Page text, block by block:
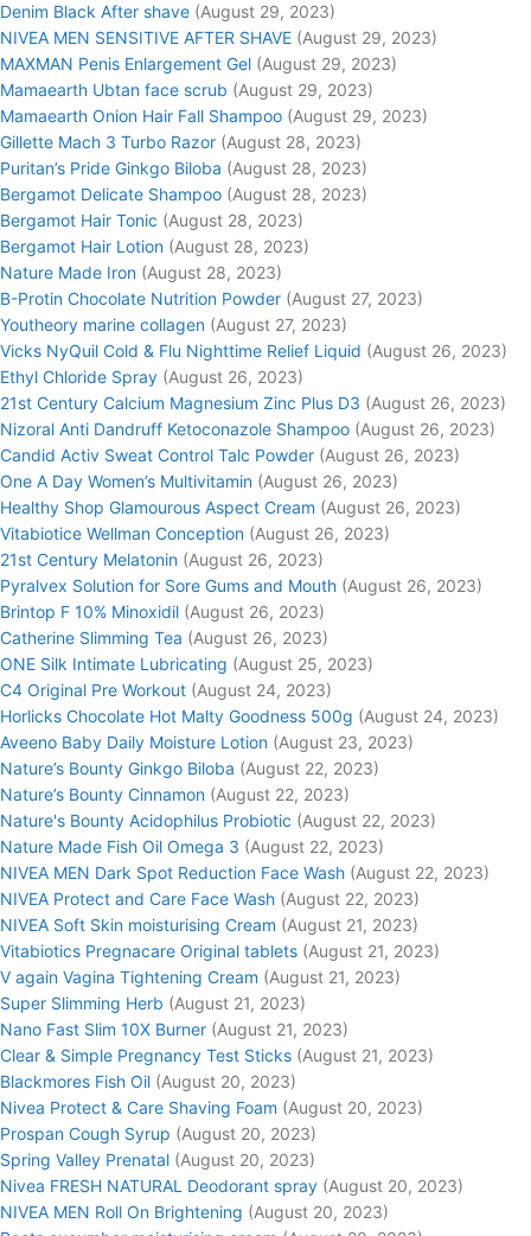
Denim Black After shave (August 29, 2023)
NIVEA MEN SENSITIVE AFTER SHAVE (August 29, 2023)
MAXMAN Penis Enlargement Gel (August 29, 2023)
Mamaearth Ubtan face scrub (August 29, 2023)
Mamaearth Onion Hair Fall Shampoo (August 29, 2023)
Gillette Mach 3 Turbo Razor (August 28, 2023)
Puritan’s Pride Ginkgo Biloba (August 28, 2023)
Bergamot Delicate Shampoo (August 28, 2023)
Bergamot Hair Tonic (August 28, 2023)
Bergamot Hair Lotion (August 28, 2023)
Nature Made Iron (August 28, 2023)
B-Protin Chocolate Nutrition Powder (August 27, 2023)
Youtheory marine collagen (August 27, 2023)
Vicks NyQuil Cold & Flu Nighttime Relief Liquid (August 26, 2023)
Ethyl Chloride Spray (August 26, 2023)
21st Century Calcium Magnesium Zinc Plus D3 (August 26, 2023)
Nizoral Anti Dandruff Ketoconazole Shampoo (August 26, 2023)
Candid Activ Sweat Control Talc Powder (August 26, 2023)
One A Day Women’s Multivitamin (August 26, 2023)
Healthy Shop Glamourous Aspect Cream (August 26, 2023)
Vitabiotice Wellman Conception (August 26, 2023)
21st Century Melatonin (August 26, 2023)
Pyralvex Solution for Sore Gums and Mouth (August 26, 2023)
Brintop F 10% Minoxidil (August 26, 2023)
Catherine Slimming Tea (August 26, 2023)
ONE Silk Intimate Lubricating (August 25, 2023)
C4 Original Pre Workout (August 24, 2023)
Horlicks Chocolate Hot Malty Goodness 500g (August 24, 2023)
Aveeno Baby Daily Moisture Lotion (August 23, 2023)
Nature’s Bounty Ginkgo Biloba (August 22, 2023)
Nature’s Bounty Cinnamon (August 22, 2023)
Nature's Bounty Acidophilus Probiotic (August 22, 2023)
Nature Made Fish Oil Omega 3 (August 22, 2023)
NIVEA MEN Dark Spot Reduction Face Wash (August 22, 2023)
NIVEA Protect and Care Face Wash (August 22, 2023)
NIVEA Soft Skin moisturising Cream (August 21, 2023)
Vitabiotics Pregnacare Original tablets (August 21, 2023)
V again Vagina Tightening Cream (August 21, 2023)
Super Slimming Herb (August 21, 2023)
Nano Fast Slim 10X Burner (August 21, 2023)
Clear & Simple Pregnancy Test Sticks (August 21, 2023)
Blackmores Fish Oil (August 20, 2023)
Nivea Protect & Care Shaving Foam (August 20, 2023)
Prospan Cough Syrup (August 20, 2023)
Spring Valley Prenatal (August 20, 2023)
Nivea FRESH NATURAL Deodorant spray (August 20, 2023)
NIVEA MEN Roll On Brightening (August 20, 2023)